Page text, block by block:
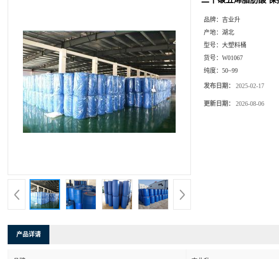
品牌： 吉业升
产地： 湖北
型号： 大塑料桶
货号： W01067
纯度： 50~99
发布日期： 2025-02-17
更新日期： 2026-08-06
产品详请